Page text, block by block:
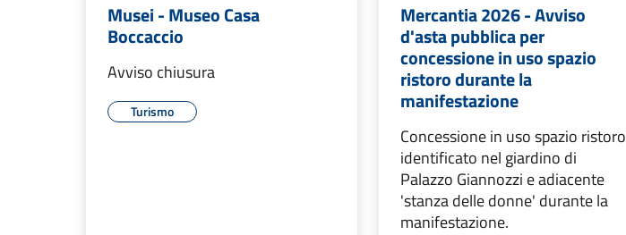
Musei - Museo Casa
Boccaccio
Avviso chiusura
Turismo
Mercantia 2026 - Avviso
d'asta pubblica per
concessione in uso spazio
ristoro durante la
manifestazione
Concessione in uso spazio ristoro
identificato nel giardino di
Palazzo Giannozzi e adiacente
'stanza delle donne' durante la
manifestazione.